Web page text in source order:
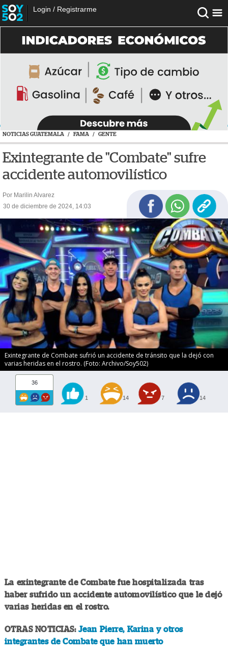
Login / Registrarme
NOTICIAS GUATEMALA / FAMA / GENTE
Exintegrante de "Combate" sufre
accidente automovilístico
Por Marilin Alvarez
30 de diciembre de 2024, 14:03
Exintegrante de Combate sufrió un accidente de tránsito que la dejó con
varias heridas en el rostro. (Foto: Archivo/Soy502)
36
1 14 7 14
La exintegrante de Combate fue hospitalizada tras
haber sufrido un accidente automovilístico que le dejó
varias heridas en el rostro.
OTRAS NOTICIAS: Jean Pierre, Karina y otros
integrantes de Combate que han muerto